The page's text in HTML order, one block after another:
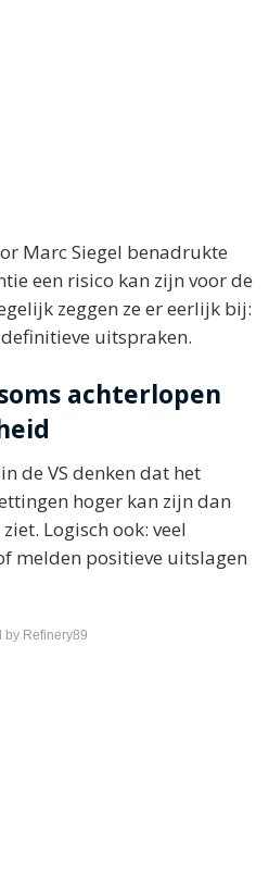
Marc Siegel benadrukte
een risico kan zijn voor de
zeggen ze er eerlijk bij:
uitspraken.
achterlopen
de VS denken dat het
hoger kan zijn dan
Logisch ook: veel
melden positieve uitslagen
by Refinery89